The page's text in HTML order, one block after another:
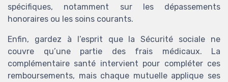
spécifiques, notamment sur les dépassements
honoraires ou les soins courants.
Enfin, gardez à l’esprit que la Sécurité sociale ne
couvre qu’une partie des frais médicaux. La
complémentaire santé intervient pour compléter ces
remboursements, mais chaque mutuelle applique ses